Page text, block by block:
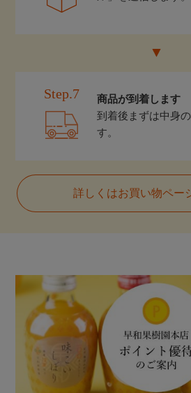
Step.7
商品が到着します
到着後まずは中身
す。
詳しくはお買い物ペー